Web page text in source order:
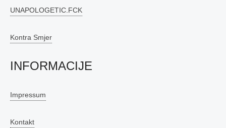
UNAPOLOGETIC.FCK
Kontra Smjer
INFORMACIJE
Impressum
Kontakt